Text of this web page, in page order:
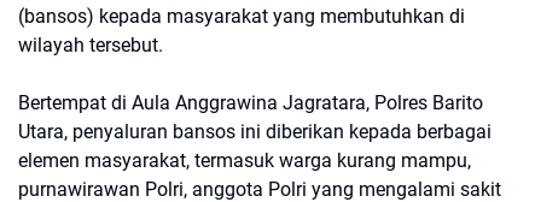
(bansos) kepada masyarakat yang membutuhkan di
wilayah tersebut.
Bertempat di Aula Anggrawina Jagratara, Polres Barito
Utara, penyaluran bansos ini diberikan kepada berbagai
elemen masyarakat, termasuk warga kurang mampu,
purnawirawan Polri, anggota Polri yang mengalami sakit